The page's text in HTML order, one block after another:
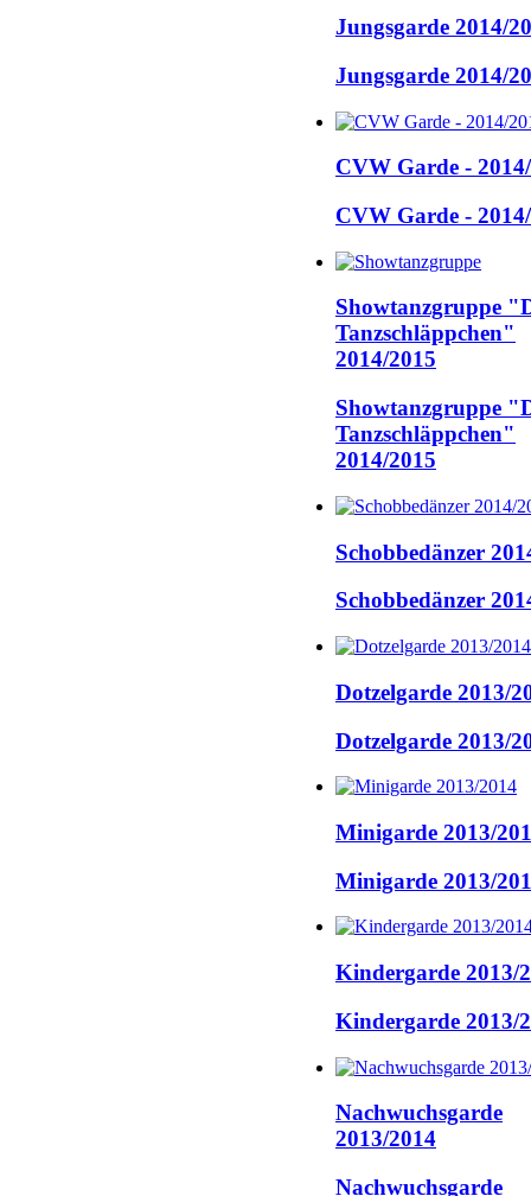
Jungsgarde 2014/
Jungsgarde 2014/
CVW Garde -
CVW Garde -
Showtanzgruppe
Tanzschläppchen"
2014/2015
Showtanzgruppe
Tanzschläppchen"
2014/2015
Schobbedänzer
Schobbedänzer
Dotzelgarde 2013/
Dotzelgarde 2013/
Minigarde 2013/
Minigarde 2013/
Kindergarde 2013/
Kindergarde 2013/
Nachwuchsgarde
2013/2014
Nachwuchsgarde